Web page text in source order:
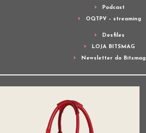
Podcast
OQTPV – streaming
Desfiles
LOJA BITSMAG
Newsletter do Bitsmag